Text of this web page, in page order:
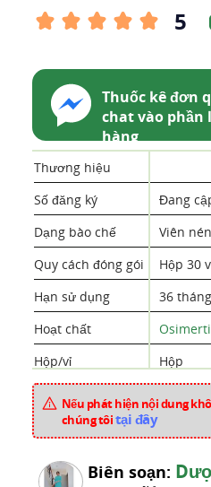
5
Thuốc kê đơn
chat vào phần
hàng
Thương hiệu
Số đăng ký
Đang
Dạng bào chế
Viên
Quy cách đóng gói
Hộp 30
Hạn sử dụng
36 tháng
Hoạt chất
Hộp/vỉ
Hộp
Xuất xứ
Mã sản phẩm
Chuyên mục
Nếu phát hiện nội dung
chúng tôitại đây
Biên soạn: